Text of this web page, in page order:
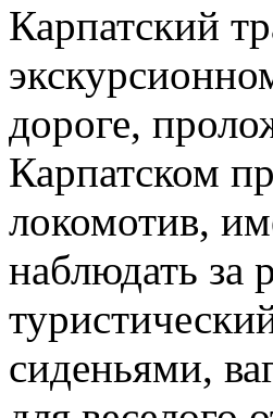
Карпатский
дороге,
Карпатском
локомотив,
наблюдать за
сиденьями,